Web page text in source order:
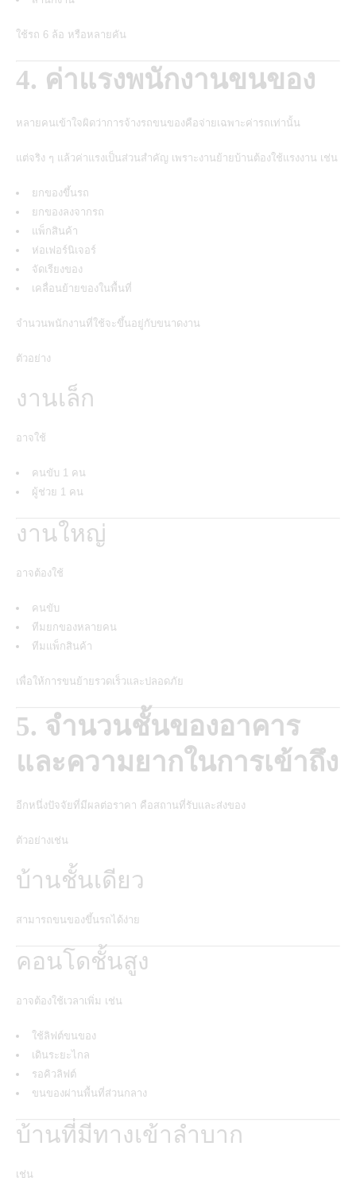
ใช้รถ 6 ล้อ หรือหลายคัน
4. ค่าแรงพนักงานขนของ
หลายคนเข้าใจผิดว่าการจ้างรถขนของคือจ่ายเฉพาะค่ารถเท่านั้น
แต่จริง ๆ แล้วค่าแรงเป็นส่วนสำคัญ เพราะงานย้ายบ้านต้องใช้แรงงาน เช่น
ยกของขึ้นรถ
ยกของลงจากรถ
แพ็กสินค้า
ห่อเฟอร์นิเจอร์
จัดเรียงของ
เคลื่อนย้ายของในพื้นที่
จำนวนพนักงานที่ใช้จะขึ้นอยู่กับขนาดงาน
ตัวอย่าง
งานเล็ก
อาจใช้
คนขับ 1 คน
ผู้ช่วย 1 คน
งานใหญ่
อาจต้องใช้
คนขับ
ทีมยกของหลายคน
ทีมแพ็กสินค้า
เพื่อให้การขนย้ายรวดเร็วและปลอดภัย
5. จำนวนชั้นของอาคาร
และความยากในการเข้าถึง
อีกหนึ่งปัจจัยที่มีผลต่อราคา คือสถานที่รับและส่งของ
ตัวอย่างเช่น
บ้านชั้นเดียว
สามารถขนของขึ้นรถได้ง่าย
คอนโดชั้นสูง
อาจต้องใช้เวลาเพิ่ม เช่น
ใช้ลิฟต์ขนของ
เดินระยะไกล
รอคิวลิฟต์
ขนของผ่านพื้นที่ส่วนกลาง
บ้านที่มีทางเข้าลำบาก
เช่น